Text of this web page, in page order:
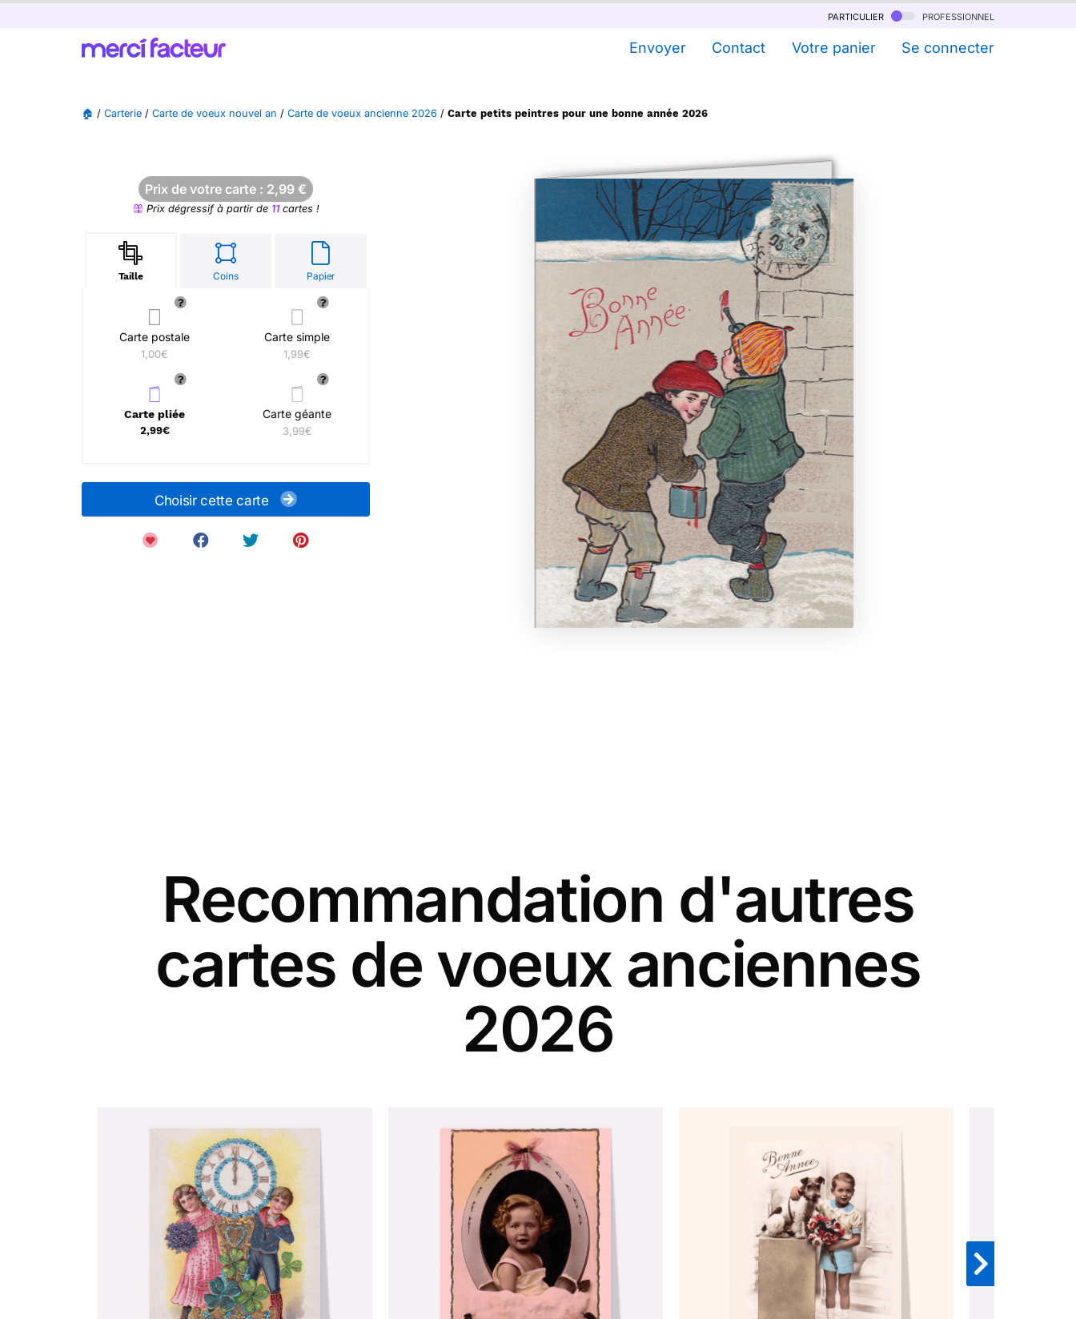
particulier professionnel
Envoyer Contact Votre panier Se connecter
🏠 / Carterie / Carte de voeux nouvel an / Carte de voeux ancienne 2026 / Carte petits peintres pour une bonne année 2026
Prix de votre carte : 2,99 €
Prix dégressif à partir de 11cartes !
Taille Coins Papier
Carte postale
1,00€
Carte simple
1,99€
Carte pliée
2,99€
Carte géante
3,99€
Choisir cette carte
Recommandation d'autres
cartes de voeux anciennes
2026